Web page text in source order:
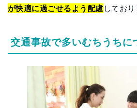
が快適に過ごせるよう配慮 しており
交通事故で多いむちうちに